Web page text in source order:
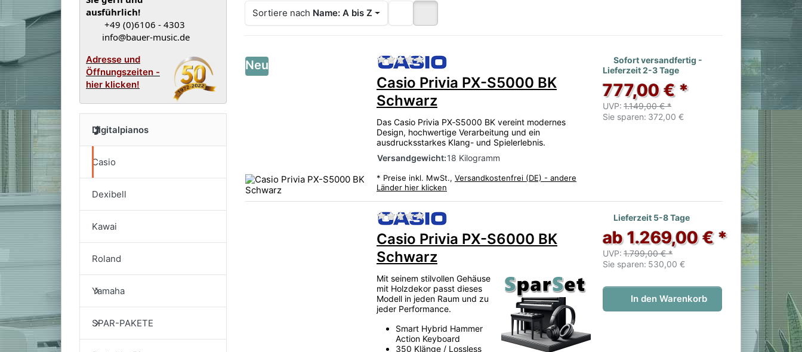
ausführlich!
+49 (0)6106 - 4303
info@bauer-music.de
Adresse und
Öffnungszeiten -
hier klicken!
Digitalpianos
Casio
Dexibell
Kawai
Roland
Yamaha
SPAR-PAKETE
Sortiere nach Name: A bis Z
Neu Zu diesem Produkt liegen noch keine Bewertungen vor.
Casio Privia PX-S5000 BK
Schwarz
Das Casio Privia PX‑S5000 BK vereint modernes
Design, hochwertige Verarbeitung und ein
ausdrucksstarkes Klang- und Spielerlebnis.
Versandgewicht:18 Kilogramm
* Preise inkl. MwSt., Versandkostenfrei (DE) - andere
Länder hier klicken
Sofort versandfertig -
Lieferzeit 2-3 Tage
777,00 € *
UVP: 1.149,00 € *
Sie sparen: 372,00 €
Zu diesem Produkt liegen noch keine Bewertungen vor.
Casio Privia PX-S6000 BK
Schwarz
Mit seinem stilvollen Gehäuse
mit Holzdekor passt dieses
Modell in jeden Raum und zu
jeder Performance.
Smart Hybrid Hammer
Action Keyboard
350 Klänge / Lossless
Lieferzeit 5-8 Tage
ab 1.269,00 € *
UVP: 1.799,00 € *
Sie sparen: 530,00 €
In den Warenkorb